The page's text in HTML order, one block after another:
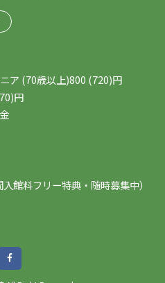
ア (70歳以上)800 (720)円
円
館料フリー特典・随時募集中）